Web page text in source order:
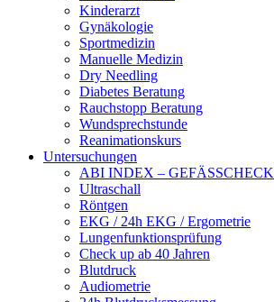
Kinderarzt
Gynäkologie
Sportmedizin
Manuelle Medizin
Dry Needling
Diabetes Beratung
Rauchstopp Beratung
Wundsprechstunde
Reanimationskurs
Untersuchungen
ABI INDEX – GEFÄSSCHECK
Ultraschall
Röntgen
EKG / 24h EKG / Ergometrie
Lungenfunktionsprüfung
Check up ab 40 Jahren
Blutdruck
Audiometrie